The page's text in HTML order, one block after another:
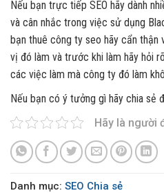
Nếu bạn trực tiếp SEO hãy dành
và cân nhắc trong việc sử dụng
bạn thuê công ty seo hãy cẩn
vị đó làm và trước khi làm hãy hỏi
các việc làm mà công ty đó làm
Nếu bạn có ý tưởng gì hãy chia sẻ
Hãy là người
Danh mục: SEO Chia sẻ